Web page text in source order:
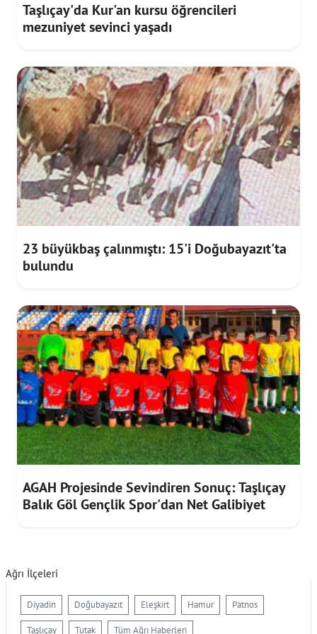
Taşlıçay'da Kur'an kursu öğrencileri
mezuniyet sevinci yaşadı
23 büyükbaş çalınmıştı: 15'i Doğubayazıt'ta
bulundu
AGAH Projesinde Sevindiren Sonuç: Taşlıçay
Balık Göl Gençlik Spor'dan Net Galibiyet
Ağrı İlçeleri
Diyadin Doğubayazıt Eleşkirt Hamur Patnos
Taşlıçay Tutak Tüm Ağrı Haberleri